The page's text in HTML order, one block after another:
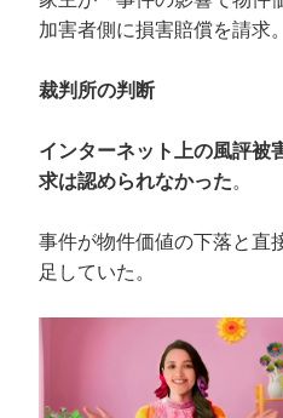
加害者側に損害賠償を請求。
裁判所の判断
インターネット上の風評被
求は認められなかった。
事件が物件価値の下落と直
足していた。